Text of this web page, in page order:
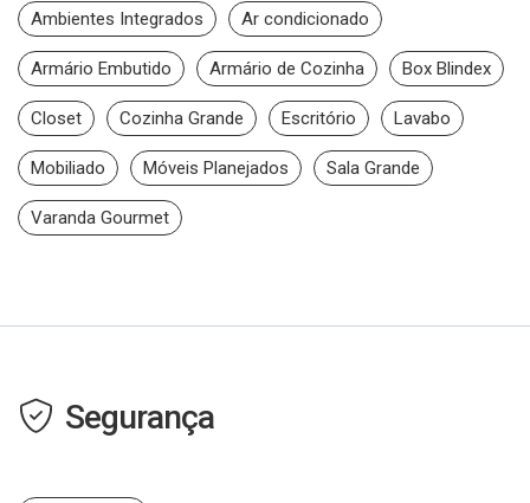
Ambientes Integrados Ar condicionado
Armário Embutido Armário de Cozinha Box Blindex
Closet Cozinha Grande Escritório Lavabo
Mobiliado Móveis Planejados Sala Grande
Varanda Gourmet
Segurança